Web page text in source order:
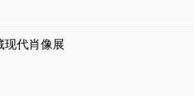
现代肖像展